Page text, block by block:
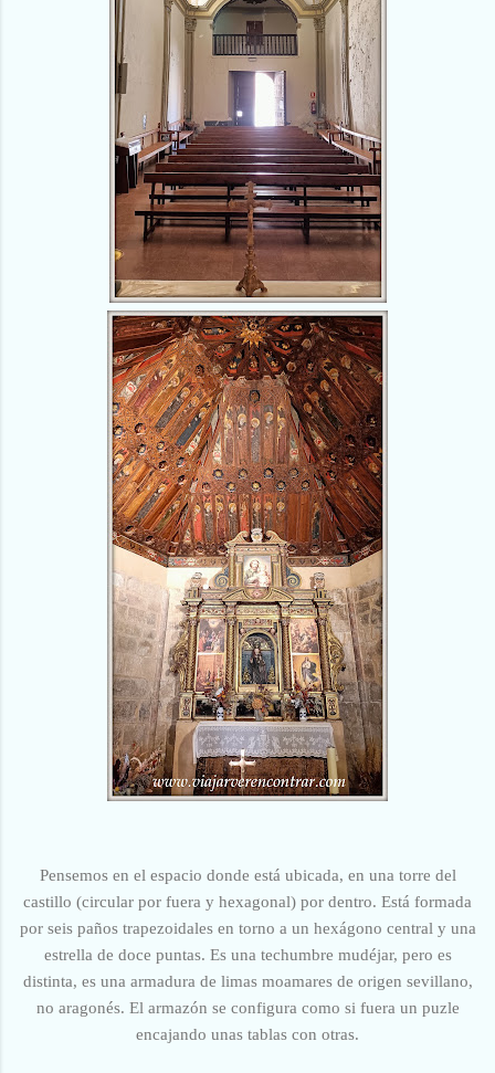
Pensemos en el espacio donde está ubicada, en una torre del
castillo (circular por fuera y hexagonal) por dentro. Está formada
por seis paños trapezoidales en torno a un hexágono central y una
estrella de doce puntas. Es una techumbre mudéjar, pero es
distinta, es una armadura de limas moamares de origen sevillano,
no aragonés. El armazón se configura como si fuera un puzle
encajando unas tablas con otras.